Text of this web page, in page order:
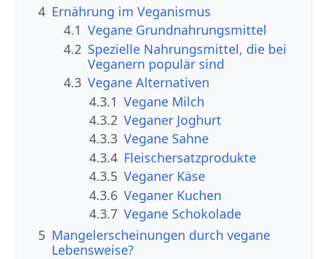
4 Ernährung im Veganismus
4.1 Vegane Grundnahrungsmittel
4.2 Spezielle Nahrungsmittel, die bei
Veganern populär sind
4.3 Vegane Alternativen
4.3.1 Vegane Milch
4.3.2 Veganer Joghurt
4.3.3 Vegane Sahne
4.3.4 Fleischersatzprodukte
4.3.5 Veganer Käse
4.3.6 Veganer Kuchen
4.3.7 Vegane Schokolade
5 Mangelerscheinungen durch vegane
Lebensweise?